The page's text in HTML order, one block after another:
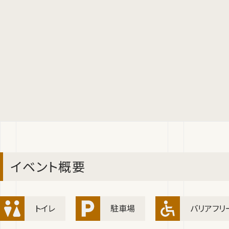
イベント概要
トイレ 駐車場 バリアフリ